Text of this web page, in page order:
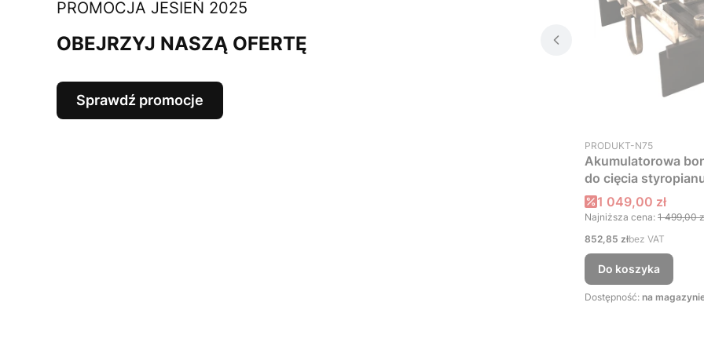
PROMOCJA JESIEŃ 2025
OBEJRZYJ NASZĄ OFERTĘ
Sprawdź promocje
Kod produktu
PRODUKT-N75
Akumulatorowa
do cięcia
Cena promocyjna
1 049,00 zł
Najniższa cena: 1 499,00
Cena
852,85 złbez VAT
Do koszyka
Dostępność: na